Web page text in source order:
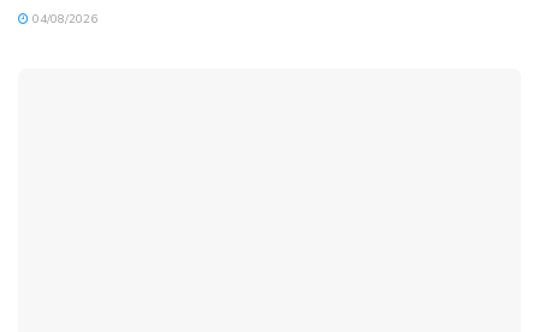
04/08/2026